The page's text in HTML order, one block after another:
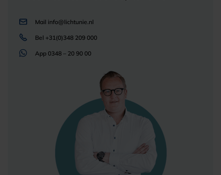
Mail info@lichtunie.nl
Bel +31(0)348 209 000
App 0348 – 20 90 00